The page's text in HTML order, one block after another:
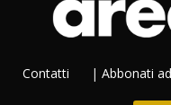
Contatti | Abbonati